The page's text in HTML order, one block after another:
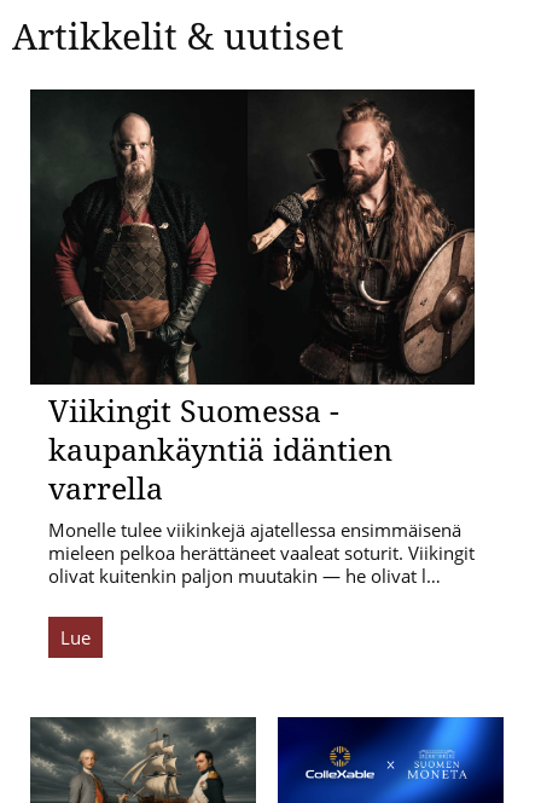
Artikkelit & uutiset
Viikingit Suomessa -
kaupankäyntiä idäntien
varrella
Monelle tulee viikinkejä ajatellessa ensimmäisenä
mieleen pelkoa herättäneet vaaleat soturit. Viikingit
olivat kuitenkin paljon muutakin — he olivat l…
Lue